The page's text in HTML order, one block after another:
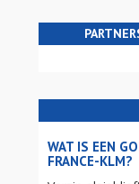
WAT IS EEN
FRANCE-KLM?